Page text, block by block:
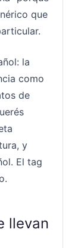
que
la
como
de
y
El tag
llevan